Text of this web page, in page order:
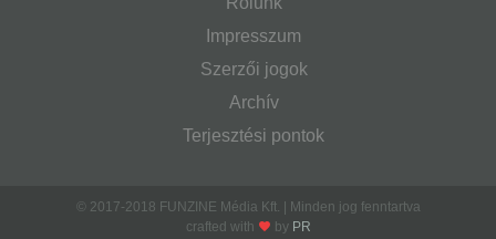
Impresszum
Szerzői jogok
Archív
Terjesztési pontok
© 2017-2018 FUNZINE Média Kft. | Minden jog fenntartva
crafted with
by PR